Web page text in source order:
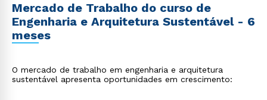
Mercado de Trabalho do curso de
Engenharia e Arquitetura Sustentável - 6
meses
O mercado de trabalho em engenharia e arquitetura
sustentável apresenta oportunidades em crescimento: